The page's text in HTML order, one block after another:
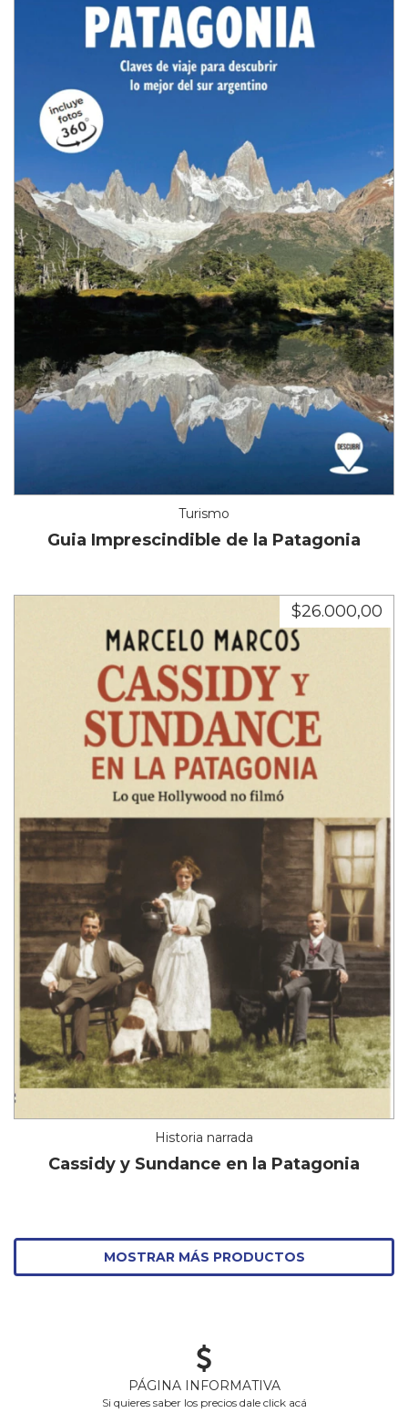
Turismo
Guia Imprescindible de la Patagonia
$26.000,00
Historia narrada
Cassidy y Sundance en la Patagonia
MOSTRAR MÁS PRODUCTOS
PÁGINA INFORMATIVA
Si quieres saber los precios dale click acá